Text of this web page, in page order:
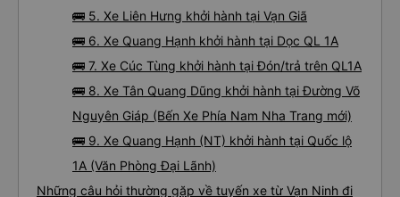
🚌 5. Xe Liên Hưng khởi hành tại Vạn Giã
🚌 6. Xe Quang Hạnh khởi hành tại Dọc QL 1A
🚌 7. Xe Cúc Tùng khởi hành tại Đón/trả trên QL1A
🚌 8. Xe Tân Quang Dũng khởi hành tại Đường Võ
Nguyên Giáp (Bến Xe Phía Nam Nha Trang mới)
🚌 9. Xe Quang Hạnh (NT) khởi hành tại Quốc lộ
1A (Văn Phòng Đại Lãnh)
Những câu hỏi thường gặp về tuyến xe từ Vạn Ninh đi